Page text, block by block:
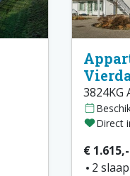
Direct
€
2